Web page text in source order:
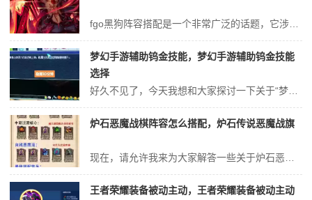
梦幻手游辅助钨金技能，梦幻手游辅助钨金技能
选择
炉石恶魔战棋阵容怎么搭配，炉石传说恶魔战旗
王者荣耀装备被动主动，王者荣耀装备被动主动